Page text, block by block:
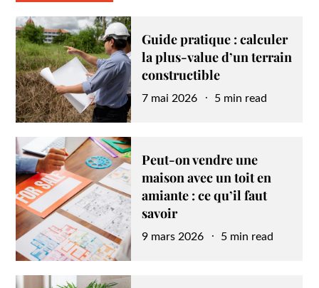
Guide pratique : calculer
la plus-value d’un terrain
constructible
Posted
7 mai 2026 5 min read
Peut-on vendre une
maison avec un toit en
amiante : ce qu’il faut
savoir
Posted
9 mars 2026 5 min read